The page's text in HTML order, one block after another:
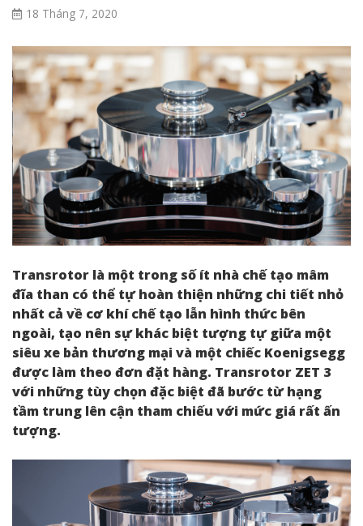
18 Tháng 7, 2020
Transrotor là một trong số ít nhà chế tạo mâm
đĩa than có thể tự hoàn thiện những chi tiết nhỏ
nhất cả về cơ khí chế tạo lẫn hình thức bên
ngoài, tạo nên sự khác biệt tượng tự giữa một
siêu xe bản thương mại và một chiếc Koenigsegg
được làm theo đơn đặt hàng. Transrotor ZET 3
với những tùy chọn đặc biệt đã bước từ hạng
tầm trung lên cận tham chiếu với mức giá rất ấn
tượng.